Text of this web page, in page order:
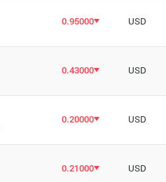
0.95000 USD
0.43000 USD
0.20000 USD
0.21000 USD